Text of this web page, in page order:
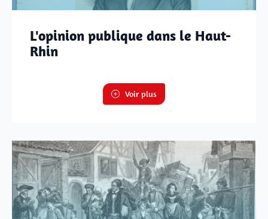
L'opinion publique dans le Haut-
Rhin
Voir plus